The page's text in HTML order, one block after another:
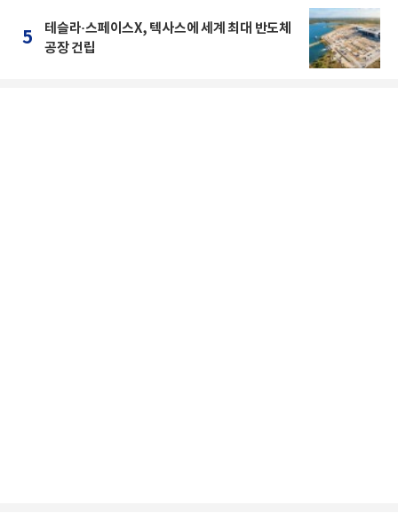
5
테슬라·스페이스X, 텍사스에 세계 최대 반도체
공장 건립